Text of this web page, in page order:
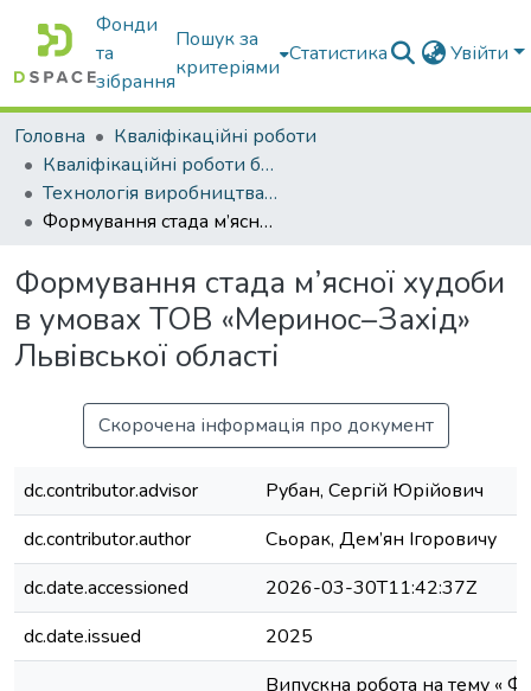
Фонди
та
зібрання
Пошук за
критеріями
Статистика Увійти
Головна
Кваліфікаційні роботи
Кваліфікаційні роботи бакалаврів
Технологія виробництва і переробки продукції тваринництва
Формування стада м’ясної худоби в умовах ТОВ «Меринос–Захід» Львівської області
Формування стада м’ясної худоби
в умовах ТОВ «Меринос–Захід»
Львівської області
Скорочена інформація про документ
dc.contributor.advisor
Рубан, Сергій Юрійович
dc.contributor.author
Сьорак, Дем’ян Ігоровичу
dc.date.accessioned
2026-03-30T11:42:37Z
dc.date.issued
2025
Випускна робота на тему «